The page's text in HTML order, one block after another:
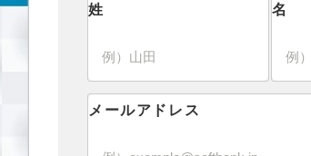
姓 名
メールアドレス